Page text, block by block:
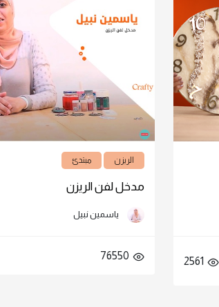
الريزن مبتدئ
مدخل لفن الريزن
ياسمين نبيل